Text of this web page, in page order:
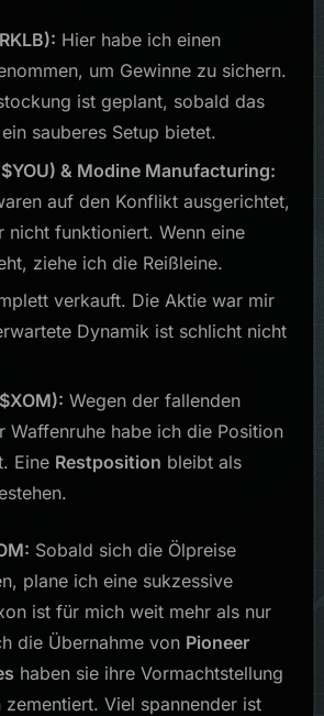
Hier habe ich einen
um Gewinne zu sichern.
ist geplant, sobald das
sauberes Setup bietet.
& Modine Manufacturing:
auf den Konflikt ausgerichtet,
nicht funktioniert. Wenn eine
ziehe ich die Reißleine.
verkauft. Die Aktie war mir
Dynamik ist schlicht nicht
Wegen der fallenden
Waffenruhe habe ich die Position
Eine Restposition bleibt als
Sobald sich die Ölpreise
plane ich eine sukzessive
ist für mich weit mehr als nur
die Übernahme von Pioneer
haben sie ihre Vormachtstellung
zementiert. Viel spannender ist